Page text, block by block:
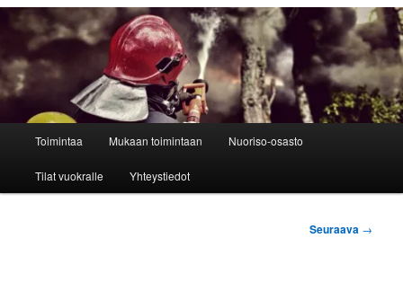
Toimintaa Mukaan toimintaan Nuoriso-osasto
Tilat vuokralle Yhteystiedot
Seuraava →